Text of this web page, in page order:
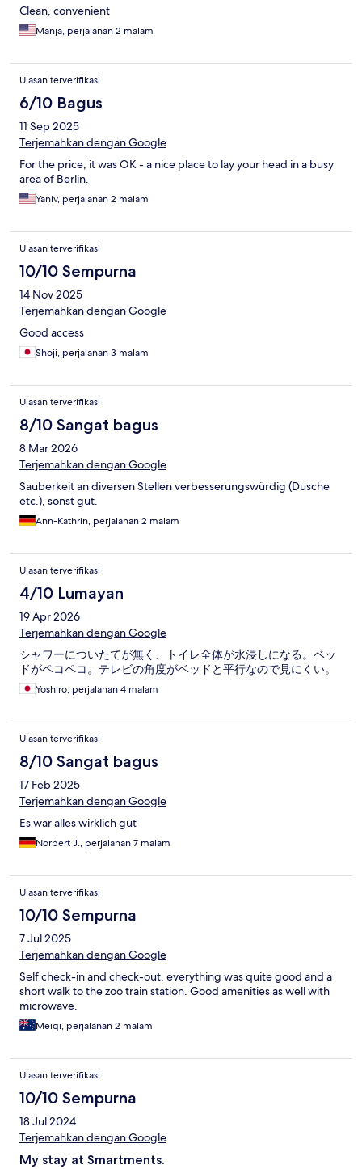
Clean, convenient
Manja, perjalanan 2 malam
Ulasan terverifikasi
6/10 Bagus
11 Sep 2025
Terjemahkan dengan Google
For the price, it was OK - a nice place to lay your head in a busy
area of Berlin.
Yaniv, perjalanan 2 malam
Ulasan terverifikasi
10/10 Sempurna
14 Nov 2025
Terjemahkan dengan Google
Good access
Shoji, perjalanan 3 malam
Ulasan terverifikasi
8/10 Sangat bagus
8 Mar 2026
Terjemahkan dengan Google
Sauberkeit an diversen Stellen verbesserungswürdig (Dusche
etc.), sonst gut.
Ann-Kathrin, perjalanan 2 malam
Ulasan terverifikasi
4/10 Lumayan
19 Apr 2026
Terjemahkan dengan Google
シャワーについたてが無く、トイレ全体が水浸しになる。ベッ
ドがペコペコ。テレビの角度がベッドと平行なので見にくい。
Yoshiro, perjalanan 4 malam
Ulasan terverifikasi
8/10 Sangat bagus
17 Feb 2025
Terjemahkan dengan Google
Es war alles wirklich gut
Norbert J., perjalanan 7 malam
Ulasan terverifikasi
10/10 Sempurna
7 Jul 2025
Terjemahkan dengan Google
Self check-in and check-out, everything was quite good and a
short walk to the zoo train station. Good amenities as well with
microwave.
Meiqi, perjalanan 2 malam
Ulasan terverifikasi
10/10 Sempurna
18 Jul 2024
Terjemahkan dengan Google
My stay at Smartments.